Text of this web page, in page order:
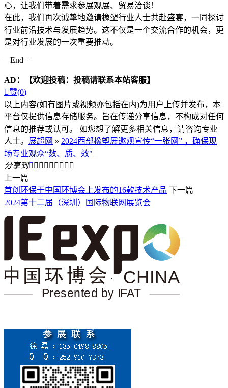
心，让我们带着需求参展观展、贸易洽谈！
在此，我们再次诚挚地邀请橡塑行业人士共赴盛宴，一同探讨
行业前沿技术与发展趋势。这不仅是一个交流合作的机会，更
是对行业发展的一次重要推动。
– End –
AD：
【欢迎投稿：投稿请联系本站客服】
赞(0)
以上内容(如有图片或视频亦包括在内)为用户上传并发布，本
平台仅提供信息存储服务。旨在传递分享信息，不构成对任何
信息的推荐或认可。 如您想了解更多相关信息，请咨询专业
人士。 展超网 » 2024西部橡塑展邀观宣传“一张网” ，确保现
场专业观众“数、质、效"
分享到        
上一篇
首创环保于中国环博会上发布的16款技术产品 下一篇
2024第十二届（深圳）国际物联网展览会